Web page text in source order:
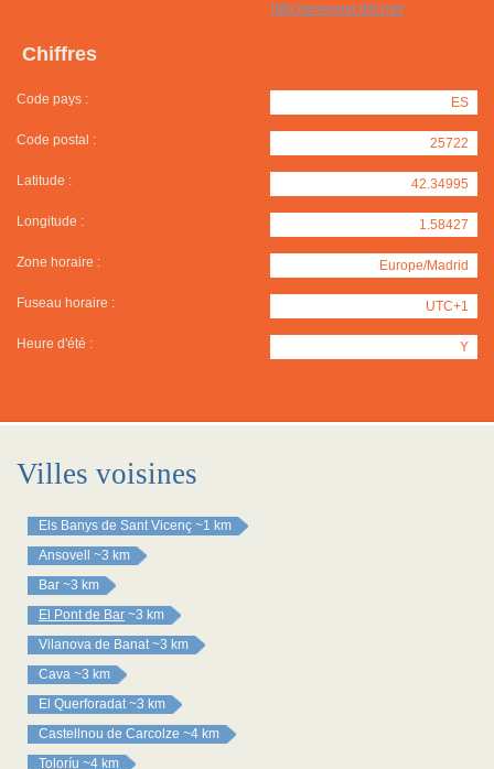
http://arseguel.ddl.net/
Chiffres
Code pays : ES
Code postal : 25722
Latitude : 42.34995
Longitude : 1.58427
Zone horaire : Europe/Madrid
Fuseau horaire : UTC+1
Heure d'été : Y
Villes voisines
Els Banys de Sant Vicenç ~1 km
Ansovell
~3 km
Bar ~3 km
El Pont de Bar ~3 km
Vilanova de Banat ~3 km
Cava ~3 km
El Querforadat ~3 km
Castellnou de Carcolze ~4 km
Toloríu ~4 km